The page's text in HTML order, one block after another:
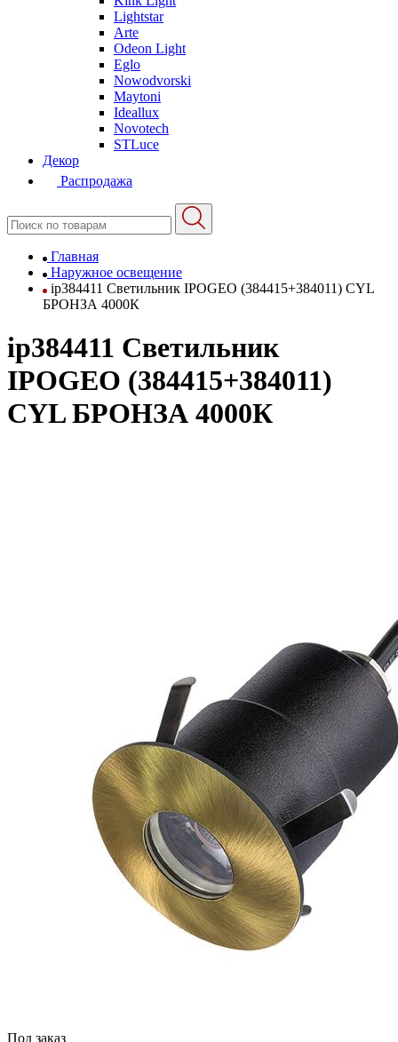
Lightstar
Arte
Odeon Light
Eglo
Nowodvorski
Maytoni
Ideallux
Novotech
STLuce
Декор
Распродажа
Главная
Наружное освещение
ip384411 Светильник IPOGEO (384415+384011) CYL
БРОНЗА 4000К
ip384411 Светильник
IPOGEO (384415+384011)
CYL БРОНЗА 4000К
Под заказ